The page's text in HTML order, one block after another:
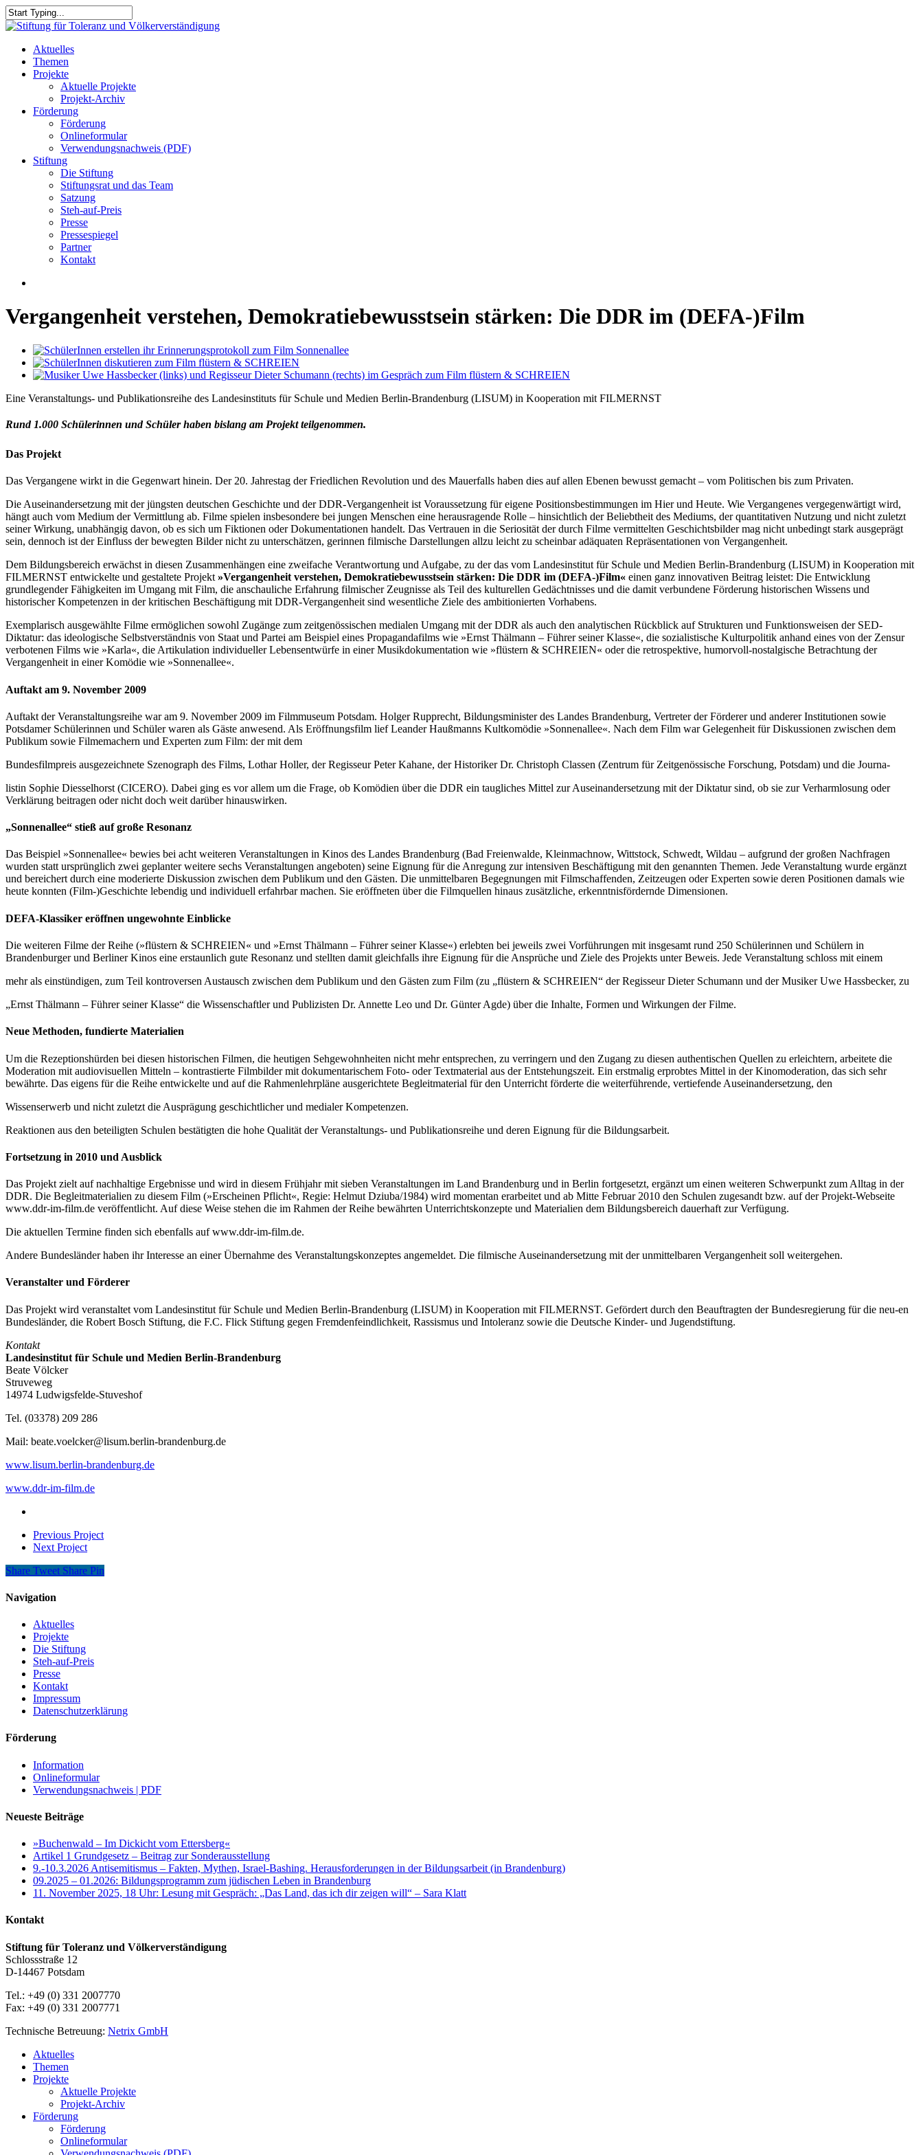
Skip
to
content
Close
search
Menu
Aktuelles
Themen
Projekte
Aktuelle Projekte
Projekt-Archiv
Förderung
Förderung
Onlineformular
Verwendungsnachweis (PDF)
Stiftung
Die Stiftung
Stiftungsrat und das Team
Satzung
Steh-auf-Preis
Presse
Pressespiegel
Partner
Kontakt
Vergangenheit verstehen, Demokratiebewusstsein stärken: Die DDR im (DEFA-)Film
Eine Veranstaltungs- und Publikationsreihe des Landesinstituts für Schule und Medien Berlin-Brandenburg (LISUM) in Kooperation mit FILMERNST
Rund 1.000 Schülerinnen und Schüler haben bislang am Projekt teilgenommen.
Das Projekt
Das Vergangene wirkt in die Gegenwart hinein. Der 20. Jahrestag der Friedlichen Revolution und des Mauerfalls haben dies auf allen Ebenen bewusst gemacht – vom Politischen bis zum Privaten.
Die Auseinandersetzung mit der jüngsten deutschen Geschichte und der DDR-Vergangenheit ist Voraussetzung für eigene Positionsbestimmungen im Hier und Heute. Wie Vergangenes vergegenwärtigt wird,
hängt auch vom Medium der Vermittlung ab. Filme spielen insbesondere bei jungen Menschen eine herausragende Rolle – hinsichtlich der Beliebtheit des Mediums, der quantitativen Nutzung und nicht zuletzt
seiner Wirkung, unabhängig davon, ob es sich um Fiktionen oder Dokumentationen handelt. Das Vertrauen in die Seriosität der durch Filme vermittelten Geschichtsbilder mag nicht unbedingt stark ausgeprägt
sein, dennoch ist der Einfluss der bewegten Bilder nicht zu unterschätzen, gerinnen filmische Darstellungen allzu leicht zu scheinbar adäquaten Repräsentationen von Vergangenheit.
Dem Bildungsbereich erwächst in diesen Zusammenhängen eine zweifache Verantwortung und Aufgabe, zu der das vom Landesinstitut für Schule und Medien Berlin-Brandenburg (LISUM) in Kooperation mit
FILMERNST entwickelte und gestaltete Projekt»Vergangenheit verstehen, Demokratiebewusstsein stärken: Die DDR im (DEFA-)Film« einen ganz innovativen Beitrag leistet: Die Entwicklung
grundlegender Fähigkeiten im Umgang mit Film, die anschauliche Erfahrung filmischer Zeugnisse als Teil des kulturellen Gedächtnisses und die damit verbundene Förderung historischen Wissens und
historischer Kompetenzen in der kritischen Beschäftigung mit DDR-Vergangenheit sind wesentliche Ziele des ambitionierten Vorhabens.
Exemplarisch ausgewählte Filme ermöglichen sowohl Zugänge zum zeitgenössischen medialen Umgang mit der DDR als auch den analytischen Rückblick auf Strukturen und Funktionsweisen der SED-
Diktatur: das ideologische Selbstverständnis von Staat und Partei am Beispiel eines Propagandafilms wie »Ernst Thälmann – Führer seiner Klasse«, die sozialistische Kulturpolitik anhand eines von der Zensur
verbotenen Films wie »Karla«, die Artikulation individueller Lebensentwürfe in einer Musikdokumentation wie »flüstern & SCHREIEN« oder die retrospektive, humorvoll-nostalgische Betrachtung der
Vergangenheit in einer Komödie wie »Sonnenallee«.
Auftakt am 9. November 2009
Auftakt der Veranstaltungsreihe war am 9. November 2009 im Filmmuseum Potsdam. Holger Rupprecht, Bildungsminister des Landes Brandenburg, Vertreter der Förderer und anderer Institutionen sowie
Potsdamer Schülerinnen und Schüler waren als Gäste anwesend. Als Eröffnungsfilm lief Leander Haußmanns Kultkomödie »Sonnenallee«. Nach dem Film war Gelegenheit für Diskussionen zwischen dem
Publikum sowie Filmemachern und Experten zum Film: der mit dem
Bundesfilmpreis ausgezeichnete Szenograph des Films, Lothar Holler, der Regisseur Peter Kahane, der Historiker Dr. Christoph Classen (Zentrum für Zeitgenössische Forschung, Potsdam) und die Journa-
listin Sophie Diesselhorst (CICERO). Dabei ging es vor allem um die Frage, ob Komödien über die DDR ein taugliches Mittel zur Auseinandersetzung mit der Diktatur sind, ob sie zur Verharmlosung oder
Verklärung beitragen oder nicht doch weit darüber hinauswirken.
„Sonnenallee“ stieß auf große Resonanz
Das Beispiel »Sonnenallee« bewies bei acht weiteren Veranstaltungen in Kinos des Landes Brandenburg (Bad Freienwalde, Kleinmachnow, Wittstock, Schwedt, Wildau – aufgrund der großen Nachfragen
wurden statt ursprünglich zwei geplanter weitere sechs Veranstaltungen angeboten) seine Eignung für die Anregung zur intensiven Beschäftigung mit den genannten Themen. Jede Veranstaltung wurde ergänzt
und bereichert durch eine moderierte Diskussion zwischen dem Publikum und den Gästen. Die unmittelbaren Begegnungen mit Filmschaffenden, Zeitzeugen oder Experten sowie deren Positionen damals wie
heute konnten (Film-)Geschichte lebendig und individuell erfahrbar machen. Sie eröffneten über die Filmquellen hinaus zusätzliche, erkenntnisfördernde Dimensionen.
DEFA-Klassiker eröffnen ungewohnte Einblicke
Die weiteren Filme der Reihe (»flüstern & SCHREIEN« und »Ernst Thälmann – Führer seiner Klasse«) erlebten bei jeweils zwei Vorführungen mit insgesamt rund 250 Schülerinnen und Schülern in
Brandenburger und Berliner Kinos eine erstaunlich gute Resonanz und stellten damit gleichfalls ihre Eignung für die Ansprüche und Ziele des Projekts unter Beweis. Jede Veranstaltung schloss mit einem
mehr als einstündigen, zum Teil kontroversen Austausch zwischen dem Publikum und den Gästen zum Film (zu „flüstern & SCHREIEN“ der Regisseur Dieter Schumann und der Musiker Uwe Hassbecker, zu
„Ernst Thälmann – Führer seiner Klasse“ die Wissenschaftler und Publizisten Dr. Annette Leo und Dr. Günter Agde) über die Inhalte, Formen und Wirkungen der Filme.
Neue Methoden, fundierte Materialien
Um die Rezeptionshürden bei diesen historischen Filmen, die heutigen Sehgewohnheiten nicht mehr entsprechen, zu verringern und den Zugang zu diesen authentischen Quellen zu erleichtern, arbeitete die
Moderation mit audiovisuellen Mitteln – kontrastierte Filmbilder mit dokumentarischem Foto- oder Textmaterial aus der Entstehungszeit. Ein erstmalig erprobtes Mittel in der Kinomoderation, das sich sehr
bewährte. Das eigens für die Reihe entwickelte und auf die Rahmenlehrpläne ausgerichtete Begleitmaterial für den Unterricht förderte die weiterführende, vertiefende Auseinandersetzung, den
Wissenserwerb und nicht zuletzt die Ausprägung geschichtlicher und medialer Kompetenzen.
Reaktionen aus den beteiligten Schulen bestätigten die hohe Qualität der Veranstaltungs- und Publikationsreihe und deren Eignung für die Bildungsarbeit.
Fortsetzung in 2010 und Ausblick
Das Projekt zielt auf nachhaltige Ergebnisse und wird in diesem Frühjahr mit sieben Veranstaltungen im Land Brandenburg und in Berlin fortgesetzt, ergänzt um einen weiteren Schwerpunkt zum Alltag in der
DDR. Die Begleitmaterialien zu diesem Film (»Erscheinen Pflicht«, Regie: Helmut Dziuba/1984) wird momentan erarbeitet und ab Mitte Februar 2010 den Schulen zugesandt bzw. auf der Projekt-Webseite
www.ddr-im-film.de veröffentlicht. Auf diese Weise stehen die im Rahmen der Reihe bewährten Unterrichtskonzepte und Materialien dem Bildungsbereich dauerhaft zur Verfügung.
Die aktuellen Termine finden sich ebenfalls auf www.ddr-im-film.de.
Andere Bundesländer haben ihr Interesse an einer Übernahme des Veranstaltungskonzeptes angemeldet. Die filmische Auseinandersetzung mit der unmittelbaren Vergangenheit soll weitergehen.
Veranstalter und Förderer
Das Projekt wird veranstaltet vom Landesinstitut für Schule und Medien Berlin-Brandenburg (LISUM) in Kooperation mit FILMERNST. Gefördert durch den Beauftragten der Bundesregierung für die neu-en
Bundesländer, die Robert Bosch Stiftung, die F.C. Flick Stiftung gegen Fremdenfeindlichkeit, Rassismus und Intoleranz sowie die Deutsche Kinder- und Jugendstiftung.
Kontakt
Landesinstitut für Schule und Medien Berlin-Brandenburg
Beate Völcker
Struveweg
14974 Ludwigsfelde-Stuveshof
Tel. (03378) 209 286
Mail: beate.voelcker@lisum.berlin-brandenburg.de
www.lisum.berlin-brandenburg.de
www.ddr-im-film.de
Previous Project
Next Project
Share Tweet Share Pin
Navigation
Aktuelles
Projekte
Die Stiftung
Steh-auf-Preis
Presse
Kontakt
Impressum
Datenschutzerklärung
Förderung
Information
Onlineformular
Verwendungsnachweis | PDF
Neueste Beiträge
»Buchenwald – Im Dickicht vom Ettersberg«
Artikel 1 Grundgesetz – Beitrag zur Sonderausstellung
9.-10.3.2026 Antisemitismus – Fakten, Mythen, Israel-Bashing. Herausforderungen in der Bildungsarbeit (in Brandenburg)
09.2025 – 01.2026: Bildungsprogramm zum jüdischen Leben in Brandenburg
11. November 2025, 18 Uhr: Lesung mit Gespräch: „Das Land, das ich dir zeigen will“ – Sara Klatt
Kontakt
Stiftung für Toleranz und Völkerverständigung
Schlossstraße 12
D-14467 Potsdam
Tel.: +49 (0) 331 2007770
Fax: +49 (0) 331 2007771
Technische Betreuung: Netrix GmbH
Close
Menu
Aktuelles
Themen
Projekte
Aktuelle Projekte
Projekt-Archiv
Förderung
Förderung
Onlineformular